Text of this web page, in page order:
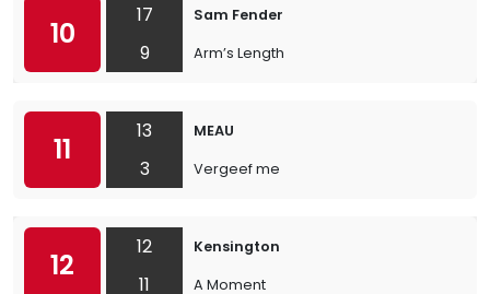
10
17
9
Sam Fender
Arm’s Length
11
13
3
MEAU
Vergeef me
12
12
11
Kensington
A Moment